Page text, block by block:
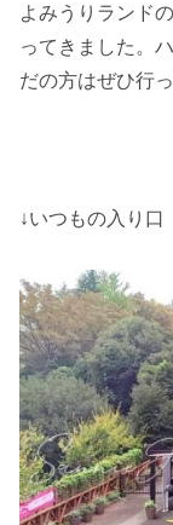
よみうりランド
ってきました。
だの方はぜひ行
↓いつもの入り口